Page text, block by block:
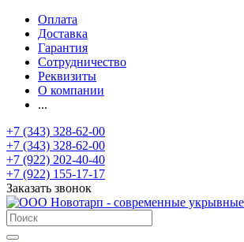
Оплата
Доставка
Гарантия
Сотрудничество
Реквизиты
О компании
...
+7 (343) 328-62-00
+7 (343) 328-62-00
+7 (922) 202-40-40
+7 (922) 155-17-17
Заказать звонок